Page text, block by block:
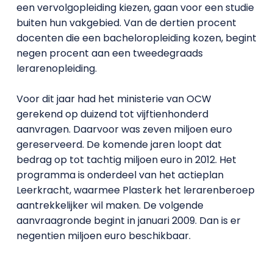
een vervolgopleiding kiezen, gaan voor een studie
buiten hun vakgebied. Van de dertien procent
docenten die een bacheloropleiding kozen, begint
negen procent aan een tweedegraads
lerarenopleiding.
Voor dit jaar had het ministerie van OCW
gerekend op duizend tot vijftienhonderd
aanvragen. Daarvoor was zeven miljoen euro
gereserveerd. De komende jaren loopt dat
bedrag op tot tachtig miljoen euro in 2012. Het
programma is onderdeel van het actieplan
Leerkracht, waarmee Plasterk het lerarenberoep
aantrekkelijker wil maken. De volgende
aanvraagronde begint in januari 2009. Dan is er
negentien miljoen euro beschikbaar.